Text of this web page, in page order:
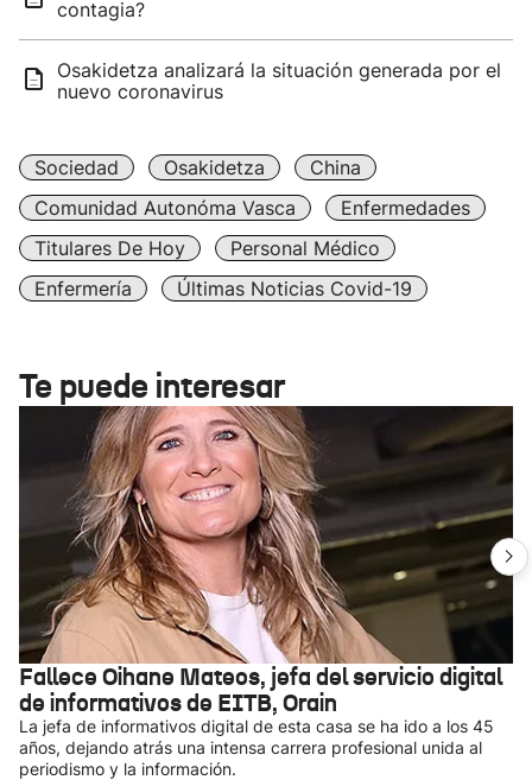
contagia?
Osakidetza analizará la situación generada por el
nuevo coronavirus
Sociedad Osakidetza
China
Comunidad Autonóma Vasca
Enfermedades
Titulares De Hoy
Personal Médico
Enfermería
Últimas Noticias Covid-19
Te puede interesar
Fallece Oihane Mateos, jefa del servicio digital
de informativos de EITB, Orain
La jefa de informativos digital de esta casa se ha ido a los 45
años, dejando atrás una intensa carrera profesional unida al
periodismo y la información.